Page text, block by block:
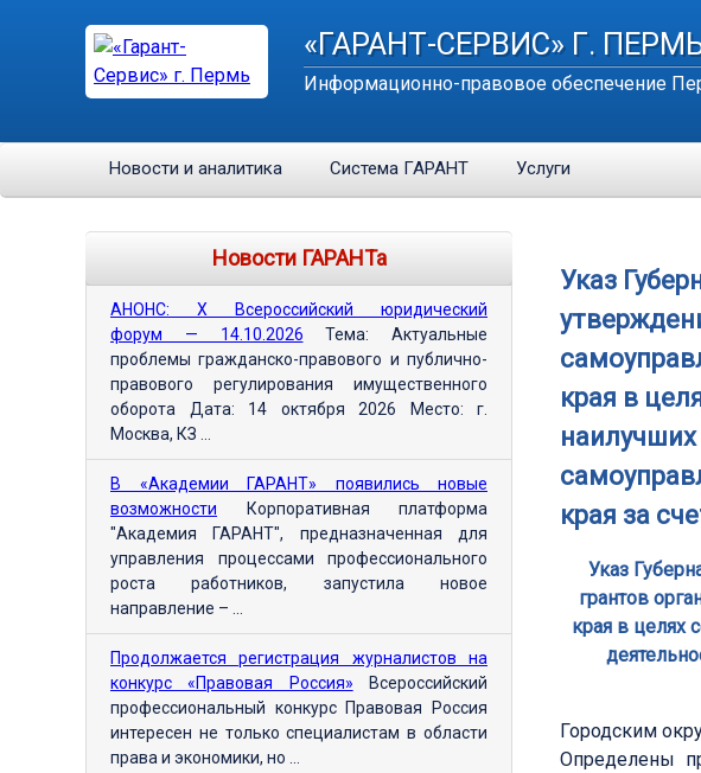
«ГАРАНТ-СЕРВИС» Г.
Информационно-правовое обеспечение
Новости и аналитика Система ГАРАНТ Услуги
Указ
края в
края за
Указ
грантов
края в целях
Городским
Определены
Новости ГАРАНТа
АНОНС: Х Всероссийский юридический
форум — 14.10.2026 Тема: Актуальные
проблемы гражданско-правового и публично-
правового регулирования имущественного
оборота Дата: 14 октября 2026 Место: г.
Москва, КЗ ...
В «Академии ГАРАНТ» появились новые
возможности Корпоративная платформа
"Академия ГАРАНТ", предназначенная для
управления процессами профессионального
роста работников, запустила новое
направление – ...
Продолжается регистрация журналистов на
конкурс «Правовая Россия» Всероссийский
профессиональный конкурс Правовая Россия
интересен не только специалистам в области
права и экономики, но ...